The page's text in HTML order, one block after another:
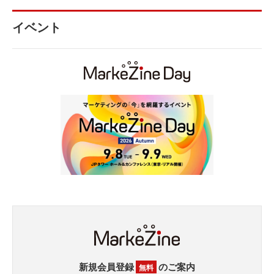
イベント
新規会員登録 無料 のご案内